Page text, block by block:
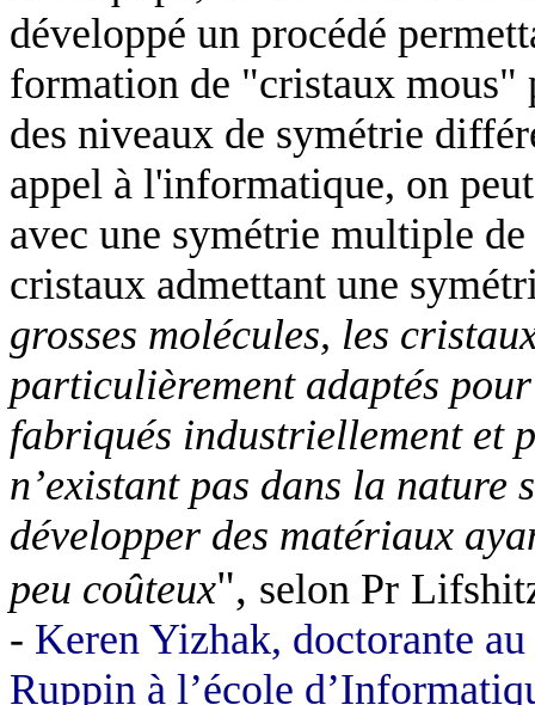
développé un procédé
formation de "cristaux mous"
des niveaux de symétrie
appel à l'informatique, on
avec une symétrie multiple
cristaux admettant une
grosses molécules, les
particulièrement adaptés
fabriqués industriellement et
n’existant pas dans la nature
développer des matériaux
peu coûteux", selon Pr
- Keren Yizhak, doctorante
Ruppin à l’école